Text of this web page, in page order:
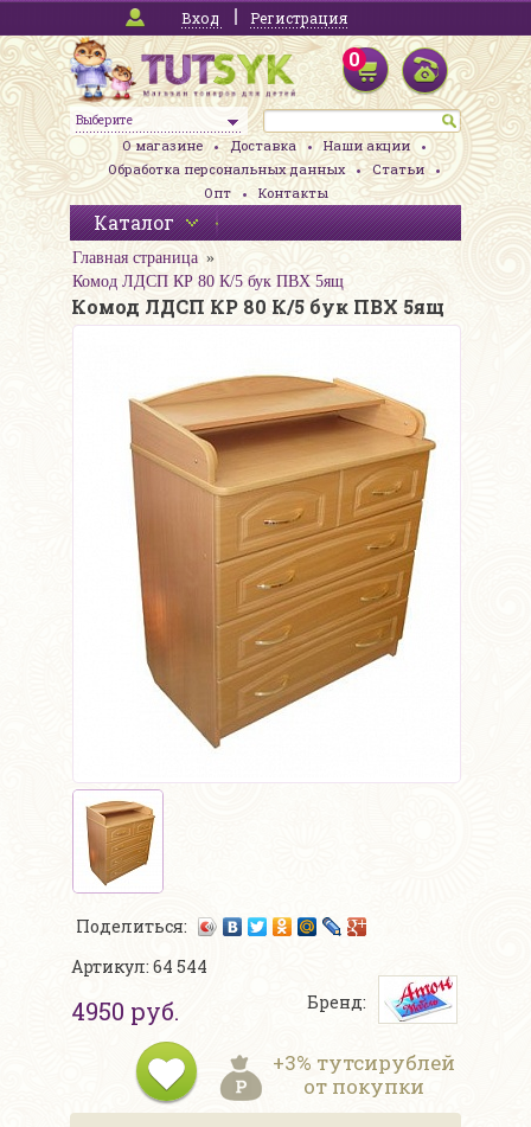
Вход Регистрация
Выберите
0
О магазине Доставка
Наши акции
Обработка персональных данных
Статьи
Опт
Контакты
Каталог
Главная страница
Комод ЛДСП КР 80 К/5 бук ПВХ 5ящ
Комод ЛДСП КР 80 К/5 бук ПВХ 5ящ
Поделиться:
Артикул: 64 544
4950 руб. Бренд:
+3% тутсирублей
от покупки